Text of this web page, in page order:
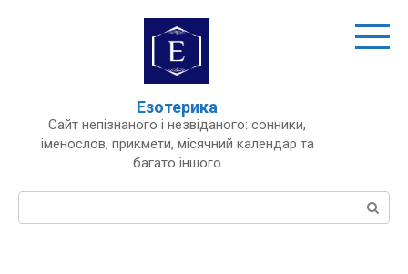
Езотерика
Сайт непізнаного і незвіданого: сонники,
іменослов, прикмети, місячний календар та
багато іншого
Пошук: